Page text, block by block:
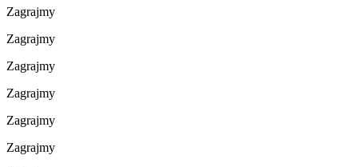
Zagrajmy
Zagrajmy
Zagrajmy
Zagrajmy
Zagrajmy
Zagrajmy